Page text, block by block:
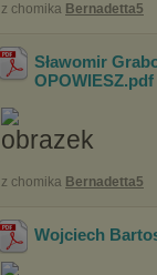
z chomika Bernadetta5
Sławomir
OPOWIESZ.pdf
z chomika Bernadetta5
Wojciech